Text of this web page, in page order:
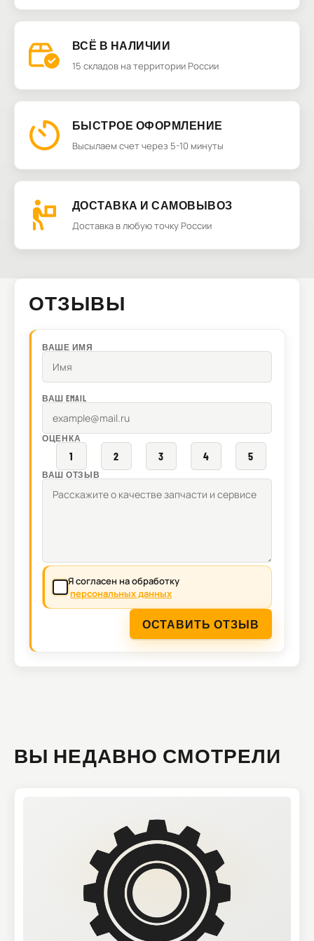
ВСЁ В НАЛИЧИИ
15 складов на территории России
БЫСТРОЕ ОФОРМЛЕНИЕ
Высылаем счет через 5-10 минуты
ДОСТАВКА И САМОВЫВОЗ
Доставка в любую точку России
ОТЗЫВЫ
ВАШЕ ИМЯ
ВАШ EMAIL
ОЦЕНКА
1 2 3 4 5
ВАШ ОТЗЫВ
Я согласен на обработку
персональных данных
ОСТАВИТЬ ОТЗЫВ
ВЫ НЕДАВНО СМОТРЕЛИ